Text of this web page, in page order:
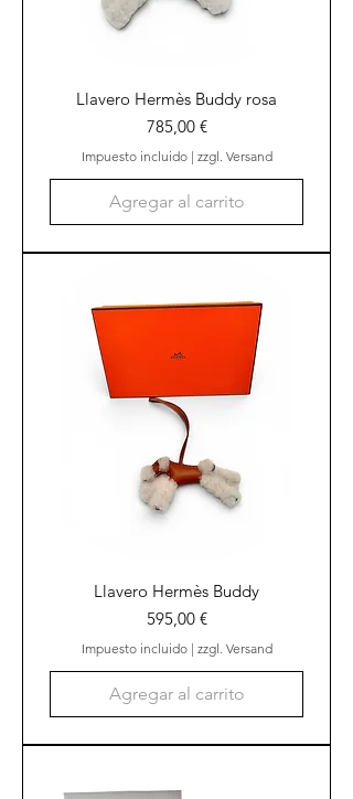
Llavero Hermès Buddy rosa
Precio
785,00 €
Impuesto incluido| zzgl. Versand
Agregar al carrito
Llavero Hermès Buddy
Precio
595,00 €
Impuesto incluido| zzgl. Versand
Agregar al carrito